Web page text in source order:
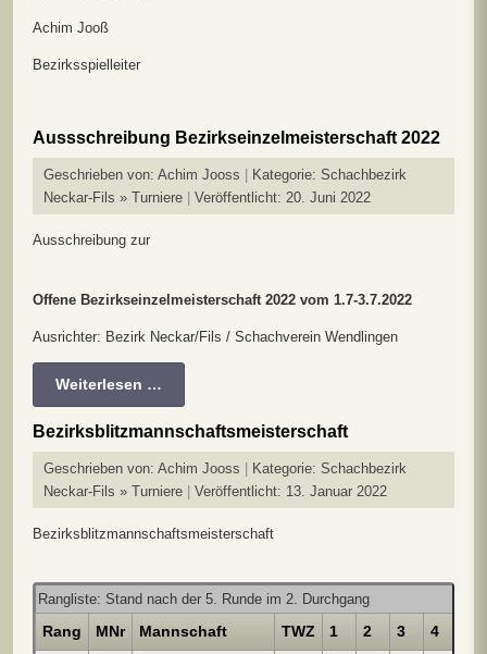
Achim Jooß
Bezirksspielleiter
Aussschreibung Bezirkseinzelmeisterschaft 2022
Geschrieben von: Achim Jooss Kategorie: Schachbezirk
Neckar-Fils » Turniere
Veröffentlicht: 20. Juni 2022
Ausschreibung zur
Offene Bezirkseinzelmeisterschaft 2022 vom 1.7-3.7.2022
Ausrichter: Bezirk Neckar/Fils / Schachverein Wendlingen
Weiterlesen …
Bezirksblitzmannschaftsmeisterschaft
Geschrieben von: Achim Jooss Kategorie: Schachbezirk
Neckar-Fils » Turniere
Veröffentlicht: 13. Januar 2022
Bezirksblitzmannschaftsmeisterschaft
Rangliste: Stand nach der 5. Runde im 2. Durchgang
Rang MNr Mannschaft TWZ 1 2 3 4